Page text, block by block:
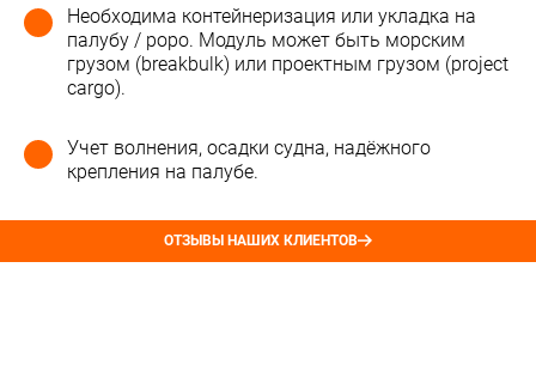
Необходима контейнеризация или укладка на
палубу / роро. Модуль может быть морским
грузом (breakbulk) или проектным грузом (project
cargo).
Учет волнения, осадки судна, надёжного
крепления на палубе.
ОТЗЫВЫ НАШИХ КЛИЕНТОВ